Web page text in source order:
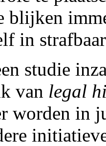
blijken
in
studie
van legal
worden in